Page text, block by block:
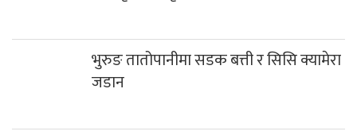
भुरुङ तातोपानीमा सडक बत्ती र सिसि क्यामेरा
जडान